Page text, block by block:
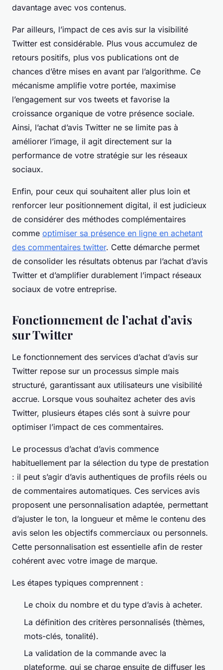
davantage avec vos contenus.
Par ailleurs, l’impact de ces avis sur la visibilité
Twitter est considérable. Plus vous accumulez de
retours positifs, plus vos publications ont de
chances d’être mises en avant par l’algorithme. Ce
mécanisme amplifie votre portée, maximise
l’engagement sur vos tweets et favorise la
croissance organique de votre présence sociale.
Ainsi, l’achat d’avis Twitter ne se limite pas à
améliorer l’image, il agit directement sur la
performance de votre stratégie sur les réseaux
sociaux.
Enfin, pour ceux qui souhaitent aller plus loin et
renforcer leur positionnement digital, il est judicieux
de considérer des méthodes complémentaires
comme optimiser sa présence en ligne en achetant
des commentaires twitter. Cette démarche permet
de consolider les résultats obtenus par l’achat d’avis
Twitter et d’amplifier durablement l’impact réseaux
sociaux de votre entreprise.
Fonctionnement de l’achat d’avis
sur Twitter
Le fonctionnement des services d’achat d’avis sur
Twitter repose sur un processus simple mais
structuré, garantissant aux utilisateurs une visibilité
accrue. Lorsque vous souhaitez acheter des avis
Twitter, plusieurs étapes clés sont à suivre pour
optimiser l’impact de ces commentaires.
Le processus d’achat d’avis commence
habituellement par la sélection du type de prestation
: il peut s’agir d’avis authentiques de profils réels ou
de commentaires automatiques. Ces services avis
proposent une personnalisation adaptée, permettant
d’ajuster le ton, la longueur et même le contenu des
avis selon les objectifs commerciaux ou personnels.
Cette personnalisation est essentielle afin de rester
cohérent avec votre image de marque.
Les étapes typiques comprennent :
Le choix du nombre et du type d’avis à acheter.
La définition des critères personnalisés (thèmes,
mots-clés, tonalité).
La validation de la commande avec la
plateforme, qui se charge ensuite de diffuser les